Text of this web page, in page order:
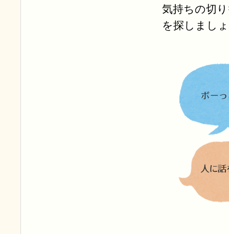
気持ちの切
を探しまし